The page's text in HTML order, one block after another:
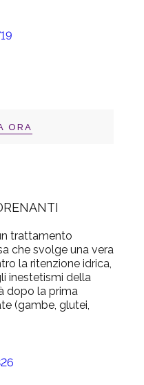
ORA
trattamento
che svolge una vera
la ritenzione idrica,
inestetismi della
dopo la prima
(gambe, glutei,